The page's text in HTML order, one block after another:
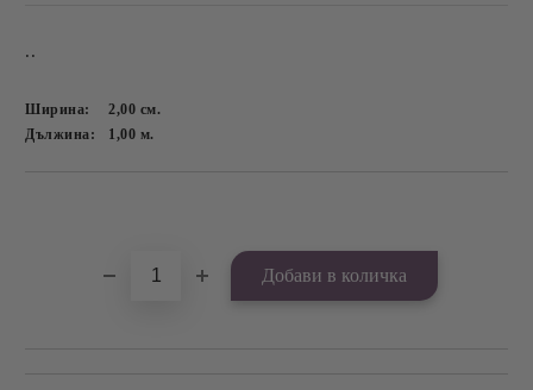
..
Ширина: 2,00 см.
Дължина:
1,00 м.